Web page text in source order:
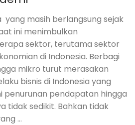
yang masih berlangsung sejak
ini menimbulkan
sektor, terutama sektor
di Indonesia. Berbagi
mikro turut merasakan
bisnis di Indonesia yang
penurunan pendapatan hingga
tidak sedikit. Bahkan tidak
…